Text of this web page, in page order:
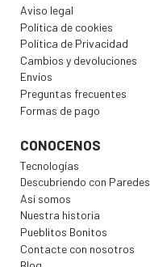
Aviso legal
Política de cookies
Política de Privacidad
Cambios y devoluciones
Envíos
Preguntas frecuentes
Formas de pago
CONOCENOS
Tecnologías
Descubriendo con Paredes
Así somos
Nuestra historia
Pueblitos Bonitos
Contacte con nosotros